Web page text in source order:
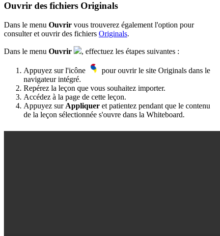
Ouvrir des fichiers Originals
Dans le menu Ouvrir vous trouverez également l'option pour
consulter et ouvrir des fichiers Originals.
Dans le menu Ouvrir , effectuez les étapes suivantes :
Appuyez sur l'icône
pour ouvrir le site Originals dans le
navigateur intégré.
Repérez la leçon que vous souhaitez importer.
Accédez à la page de cette leçon.
Appuyez sur Appliquer et patientez pendant que le contenu
de la leçon sélectionnée s'ouvre dans la Whiteboard.